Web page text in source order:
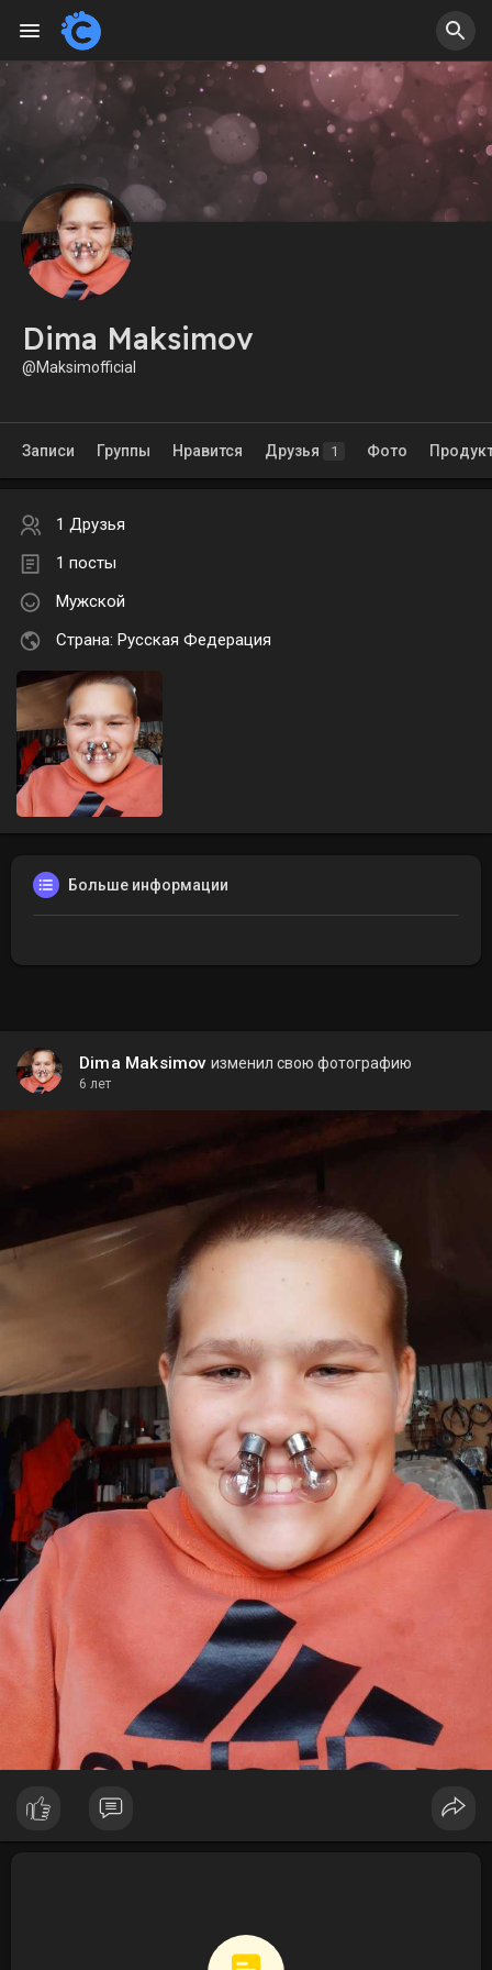
Dima Maksimov
@Maksimofficial
Записи Группы Нравится Друзья 1 Фото
1 Друзья
1 посты
Мужской
Страна: Русская Федерация
Больше информации
Dima Maksimov изменил свою фотографию
6 лет